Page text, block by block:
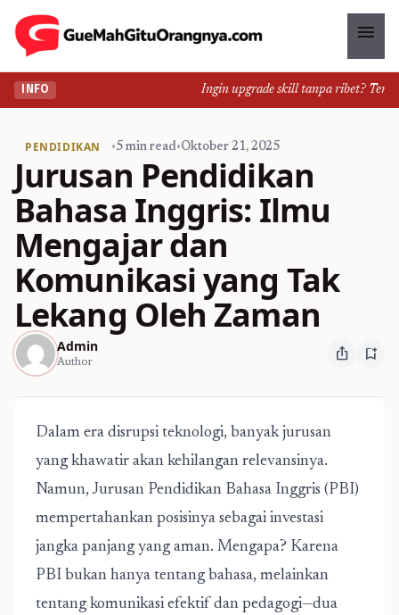
menu
INFO Ingin upgrade skill tanpa ribet?
PENDIDIKAN •5 min read•Oktober 21, 2025
Jurusan Pendidikan
Bahasa Inggris: Ilmu
Mengajar dan
Komunikasi yang Tak
Lekang Oleh Zaman
Admin
Author ios_share bookmark_add
Dalam era disrupsi teknologi, banyak jurusan
yang khawatir akan kehilangan relevansinya.
Namun,Jurusan Pendidikan Bahasa Inggris (PBI)
mempertahankan posisinya sebagai investasi
jangka panjang yang aman. Mengapa? Karena
PBI bukan hanya tentang bahasa, melainkan
tentang komunikasi efektif dan pedagogi—dua